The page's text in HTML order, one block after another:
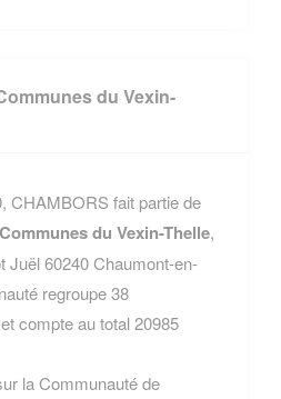
du Vexin-
CHAMBORS fait partie de
du Vexin-Thelle,
Juël 60240 Chaumont-en-
regroupe 38
compte au total 20985
la Communauté de